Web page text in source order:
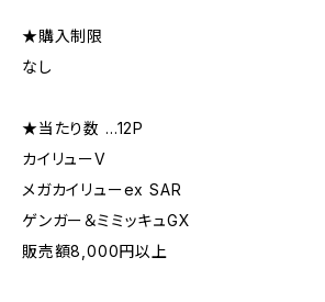
★購入制限
なし
★当たり数 …12P
カイリューV
メガカイリューex SAR
ゲンガー＆ミミッキュGX
販売額8,000円以上